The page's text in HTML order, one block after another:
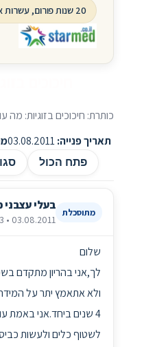
20 שנות פורום, עשרות אלפי שאלות ותשובות
כותרת: חיכוכים בזוגיות: מה
תאריך פנייה:
פתח הכול
מתוסכלת בעלי עצבני
03.08.2011 • 08:43
שלום
לך,אני בהריון מתקדם
ולא אתאמץ יתר על
4 שנים ביחד.אני באמת
לשטוף כלים ולעשות